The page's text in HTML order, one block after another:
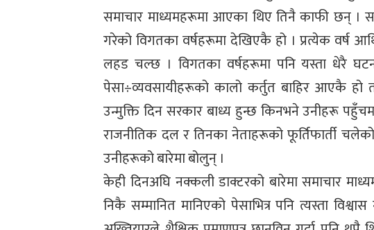
समाचार माध्यमहरूमा आएका थिए तिनै काफी छन् ।
गरेको विगतका वर्षहरूमा देखिएकै हो । प्रत्येक वर्ष
लहड चल्छ । विगतका वर्षहरूमा पनि यस्ता धेरै
पेसा÷व्यवसायीहरूको कालो कर्तुत बाहिर आएकै हो
उन्मुक्ति दिन सरकार बाध्य हुन्छ किनभने उनीहरू
राजनीतिक दल र तिनका नेताहरूको फूर्तिफार्ती
उनीहरूको बारेमा बोलुन् ।
केही दिनअघि नक्कली डाक्टरको बारेमा समाचार
निकै सम्मानित मानिएको पेसाभित्र पनि त्यस्ता